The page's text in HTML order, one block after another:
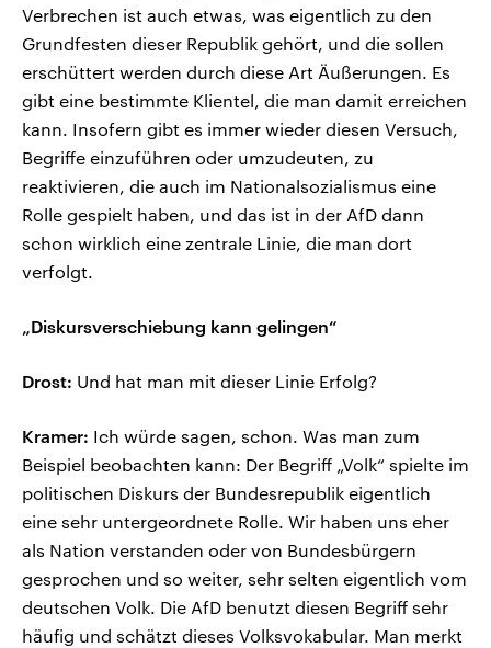
Verbrechen ist auch etwas, was eigentlich zu den
Grundfesten dieser Republik gehört, und die sollen
erschüttert werden durch diese Art Äußerungen. Es
gibt eine bestimmte Klientel, die man damit erreichen
kann. Insofern gibt es immer wieder diesen Versuch,
Begriffe einzuführen oder umzudeuten, zu
reaktivieren, die auch im Nationalsozialismus eine
Rolle gespielt haben, und das ist in der AfD dann
schon wirklich eine zentrale Linie, die man dort
verfolgt.
„Diskursverschiebung kann gelingen“
Drost: Und hat man mit dieser Linie Erfolg?
Kramer: Ich würde sagen, schon. Was man zum
Beispiel beobachten kann: Der Begriff „Volk“ spielte im
politischen Diskurs der Bundesrepublik eigentlich
eine sehr untergeordnete Rolle. Wir haben uns eher
als Nation verstanden oder von Bundesbürgern
gesprochen und so weiter, sehr selten eigentlich vom
deutschen Volk. Die AfD benutzt diesen Begriff sehr
häufig und schätzt dieses Volksvokabular. Man merkt